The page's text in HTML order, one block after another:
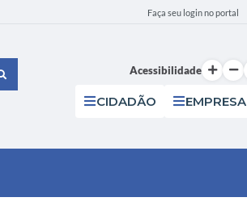
Faça seu login no portal
Acessibilidade
CIDADÃO EMPRESA